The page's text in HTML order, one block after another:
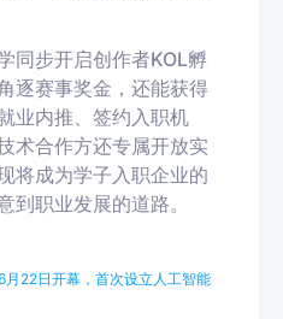
同步开启创作者KOL孵
逐赛事奖金，还能获得
业内推、签约入职机
术合作方还专属开放实
将成为学子入职企业的
到职业发展的道路。
22日开幕，首次设立人工智能